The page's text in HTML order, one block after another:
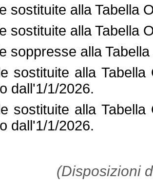
sostituite alla Tabella
sostituite alla Tabella
soppresse alla
sostituite alla
dall'1/1/2026.
sostituite alla
dall'1/1/2026.
(Disposizioni